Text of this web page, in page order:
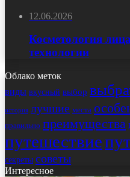
12.06.2026
Косметология
технологии
Облако меток
виды вкусный выбор
история лучшие места
правильно преимущества
путешествие
секреты советы
Интересное